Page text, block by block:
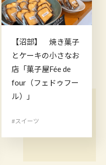
【沼部】 焼き菓子
とケーキの小さなお
店「菓子屋Fée de
four（フェドゥフー
ル）」
#スイーツ